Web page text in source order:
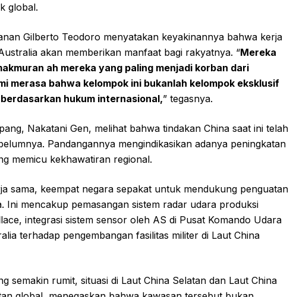
global.
Gilberto Teodoro menyatakan keyakinannya bahwa kerja
akan memberikan manfaat bagi rakyatnya. “Mereka
ah mereka yang paling menjadi korban dari
merasa bahwa kelompok ini bukanlah kelompok eksklusif
hukum internasional,” tegasnya.
Nakatani Gen, melihat bahwa tindakan China saat ini telah
Pandangannya mengindikasikan adanya peningkatan
memicu kekhawatiran regional.
sama, keempat negara sepakat untuk mendukung penguatan
mencakup pemasangan sistem radar udara produksi
integrasi sistem sensor oleh AS di Pusat Komando Udara
terhadap pengembangan fasilitas militer di Laut China
semakin rumit, situasi di Laut China Selatan dan Laut China